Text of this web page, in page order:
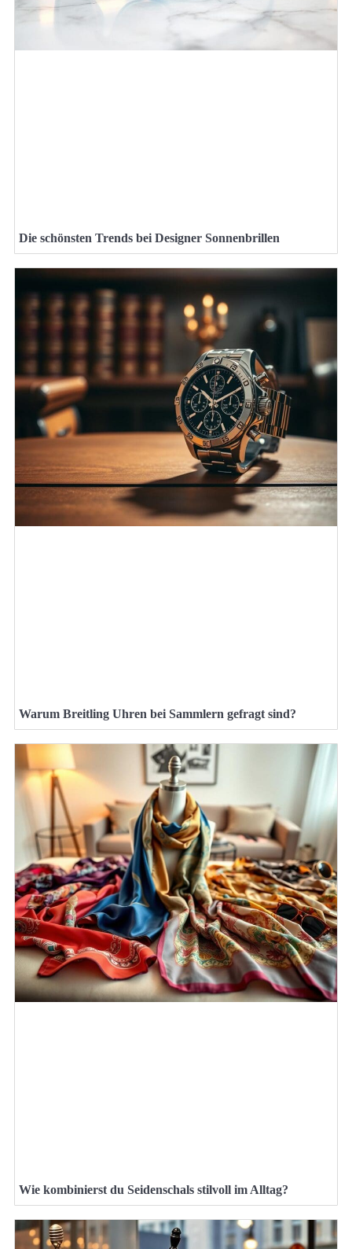
Die schönsten Trends bei Designer Sonnenbrillen
Warum Breitling Uhren bei Sammlern gefragt sind?
Wie kombinierst du Seidenschals stilvoll im Alltag?